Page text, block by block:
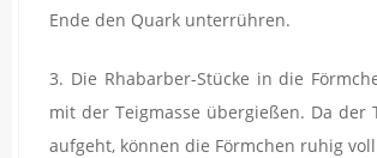
Ende den Quark unterrühren.
3. Die Rhabarber-Stücke in die
mit der Teigmasse übergießen. Da der
aufgeht, können die Förmchen ruhig